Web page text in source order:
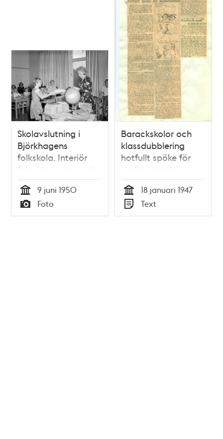
Skolavslutning i
Björkhagens
folkskola. Interiör
från klassrum med
elever och lärare
Tid
9 juni 1950
Typ
Foto
Barackskolor och
klassdubblering
hotfullt spöke för
skolborgarråd
Tid
18 januari 1947
Typ
Text